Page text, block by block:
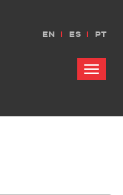
Menu
EN ES PT